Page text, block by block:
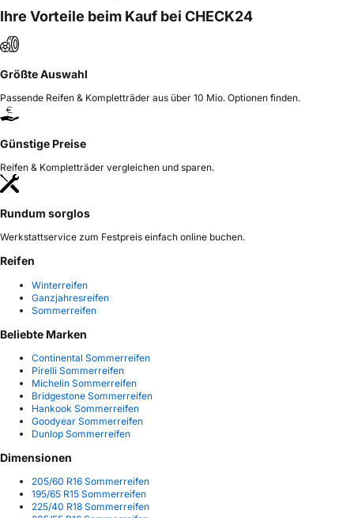
Ihre Vorteile beim Kauf bei CHECK24
Größte Auswahl
Passende Reifen & Kompletträder aus über 10 Mio. Optionen finden.
Günstige Preise
Reifen & Kompletträder vergleichen und sparen.
Rundum sorglos
Werkstattservice zum Festpreis einfach online buchen.
Reifen
Winterreifen
Ganzjahresreifen
Sommerreifen
Beliebte Marken
Continental Sommerreifen
Pirelli Sommerreifen
Michelin Sommerreifen
Bridgestone Sommerreifen
Hankook Sommerreifen
Goodyear Sommerreifen
Dunlop Sommerreifen
Dimensionen
205/60 R16 Sommerreifen
195/65 R15 Sommerreifen
225/40 R18 Sommerreifen